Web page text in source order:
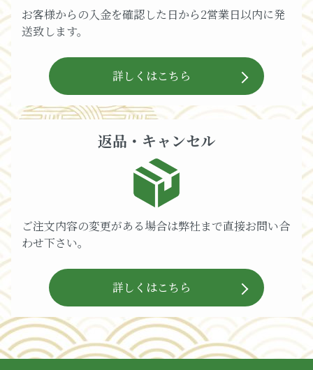
お客様からの入金を確認した日から2営業日以内に発
送致します。
詳しくはこちら
返品・キャンセル
ご注文内容の変更がある場合は弊社まで直接お問い合
わせ下さい。
詳しくはこちら